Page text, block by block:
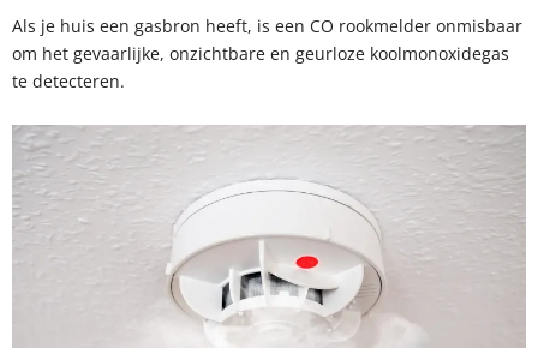
Als je huis een gasbron heeft, is een CO rookmelder onmisbaar
om het gevaarlijke, onzichtbare en geurloze koolmonoxidegas
te detecteren.